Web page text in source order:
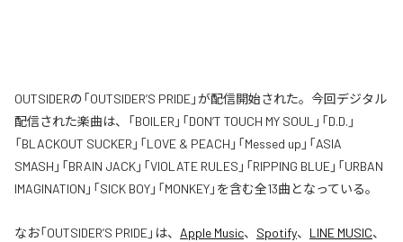
OUTSIDERの「OUTSIDER’S PRIDE」が配信開始された。今回デジタル
配信された楽曲は、「BOILER」「DON’T TOUCH MY SOUL」「D.D.」
「BLACKOUT SUCKER」「LOVE & PEACH」「Messed up」「ASIA
SMASH」「BRAIN JACK」「VIOLATE RULES」「RIPPING BLUE」「URBAN
IMAGINATION」「SICK BOY」「MONKEY」を含む全13曲となっている。
なお「OUTSIDER’S PRIDE」は、 Apple Music、 Spotify、 LINE MUSIC、